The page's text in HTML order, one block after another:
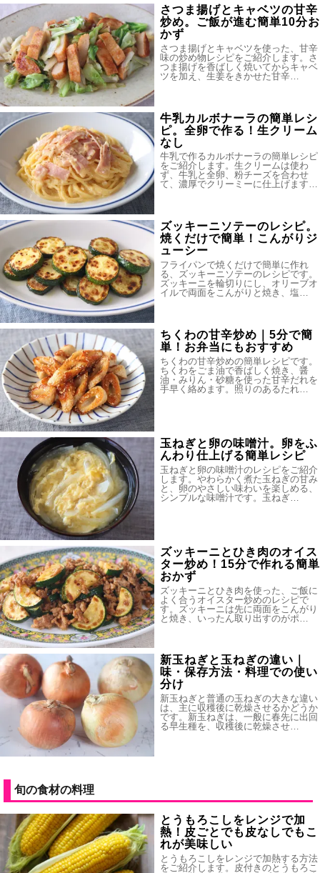
さつま揚げとキャベツの甘辛
炒め。ご飯が進む簡単10分お
かず
さつま揚げとキャベツを使った、甘辛
味の炒め物レシピをご紹介します。さ
つま揚げを香ばしく焼いてからキャベ
ツを加え、生姜をきかせた甘辛…
牛乳カルボナーラの簡単レシ
ピ。全卵で作る！生クリーム
なし
牛乳で作るカルボナーラの簡単レシピ
をご紹介します。生クリームは使わ
ず、牛乳と全卵、粉チーズを合わせ
て、濃厚でクリーミーに仕上げます…
ズッキーニソテーのレシピ。
焼くだけで簡単！こんがりジ
ューシー
フライパンで焼くだけで簡単に作れ
る、ズッキーニソテーのレシピです。
ズッキーニを輪切りにし、オリーブオ
イルで両面をこんがりと焼き、塩…
ちくわの甘辛炒め｜5分で簡
単！お弁当にもおすすめ
ちくわの甘辛炒めの簡単レシピです。
ちくわをごま油で香ばしく焼き、醤
油・みりん・砂糖を使った甘辛だれを
手早く絡めます。照りのあるたれ…
玉ねぎと卵の味噌汁。卵をふ
んわり仕上げる簡単レシピ
玉ねぎと卵の味噌汁のレシピをご紹介
します。やわらかく煮た玉ねぎの甘み
と、卵のやさしい味わいを楽しめる、
シンプルな味噌汁です。玉ねぎ…
ズッキーニとひき肉のオイス
ター炒め！15分で作れる簡単
おかず
ズッキーニとひき肉を使った、ご飯に
よく合うオイスター炒めのレシピで
す。ズッキーニは先に両面をこんがり
と焼き、いったん取り出すのがポ…
新玉ねぎと玉ねぎの違い｜
味・保存方法・料理での使い
分け
新玉ねぎと普通の玉ねぎの大きな違い
は、主に収穫後に乾燥させるかどうか
です。新玉ねぎは、一般に春先に出回
る早生種を、収穫後に乾燥させ…
旬の食材の料理
とうもろこしをレンジで加
熱！皮ごとでも皮なしでもこ
れが美味しい
とうもろこしをレンジで加熱する方法
をご紹介します。皮付きのとうもろこ